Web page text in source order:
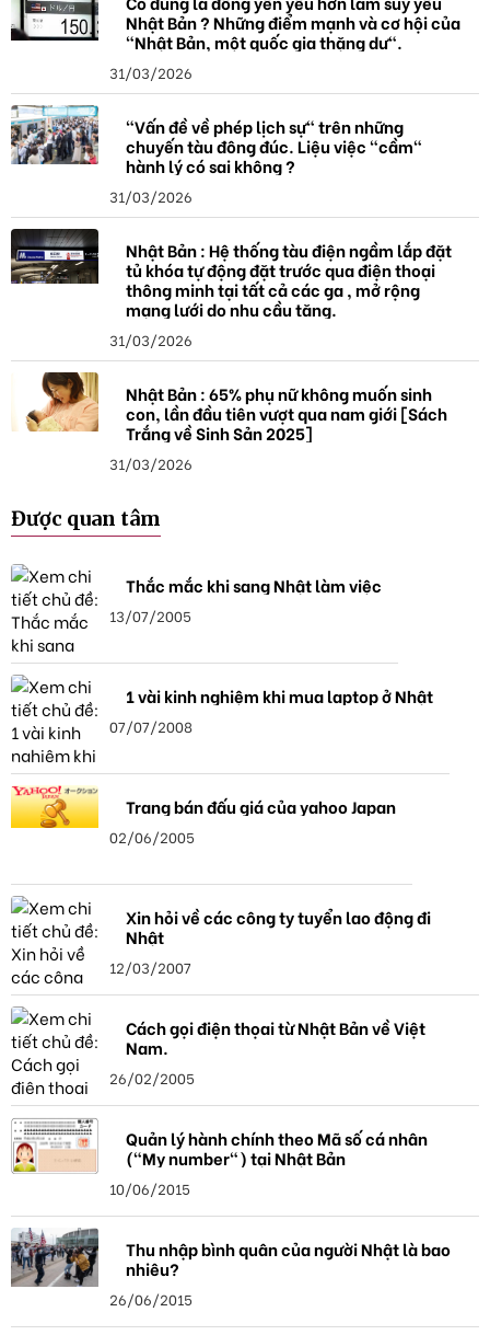
Nhật Bản ? Những điểm mạnh và cơ hội của
"Nhật Bản, một quốc gia thặng dư".
31/03/2026
"Vấn đề về phép lịch sự" trên những
chuyến tàu đông đúc. Liệu việc "cầm"
hành lý có sai không ?
31/03/2026
Nhật Bản : Hệ thống tàu điện ngầm lắp đặt
tủ khóa tự động đặt trước qua điện thoại
thông minh tại tất cả các ga , mở rộng
mạng lưới do nhu cầu tăng.
31/03/2026
Nhật Bản : 65% phụ nữ không muốn sinh
con, lần đầu tiên vượt qua nam giới [Sách
Trắng về Sinh Sản 2025]
31/03/2026
Được quan tâm
Thắc mắc khi sang Nhật làm việc
13/07/2005
1 vài kinh nghiệm khi mua laptop ở Nhật
07/07/2008
Trang bán đấu giá của yahoo Japan
02/06/2005
Xin hỏi về các công ty tuyển lao động đi
Nhật
12/03/2007
Cách gọi điện thọai từ Nhật Bản về Việt
Nam.
26/02/2005
Quản lý hành chính theo Mã số cá nhân
("My number") tại Nhật Bản
10/06/2015
Thu nhập bình quân của người Nhật là bao
nhiêu?
26/06/2015